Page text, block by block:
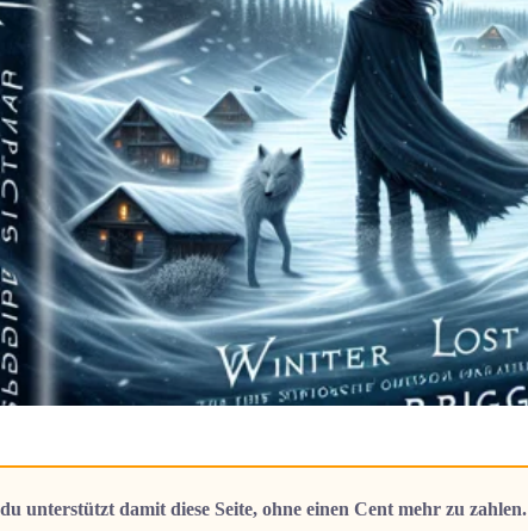
unterstützt damit diese Seite, ohne einen Cent mehr zu zahlen.